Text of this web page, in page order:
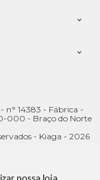
n° 14383 - Fábrica -
000 - Braço do Norte
- Kiaga - 2026